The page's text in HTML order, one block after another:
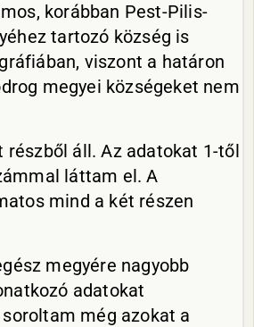
korábban Pest-Pilis-
tartozó község is
viszont a határon
megyei községeket nem
részből áll. Az adatokat 1-től
láttam el. A
mind a két részen
megyére nagyobb
adatokat
még azokat a